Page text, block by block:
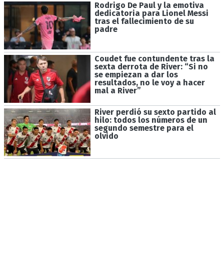
Rodrigo De Paul y la emotiva
dedicatoria para Lionel Messi
tras el fallecimiento de su
padre
Coudet fue contundente tras la
sexta derrota de River: “Si no
se empiezan a dar los
resultados, no le voy a hacer
mal a River”
River perdió su sexto partido al
hilo: todos los números de un
segundo semestre para el
olvido